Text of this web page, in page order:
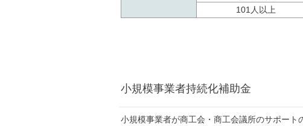
101人以上
小規模事業者持続化補助金
小規模事業者が商工会・商工会議所のサポー